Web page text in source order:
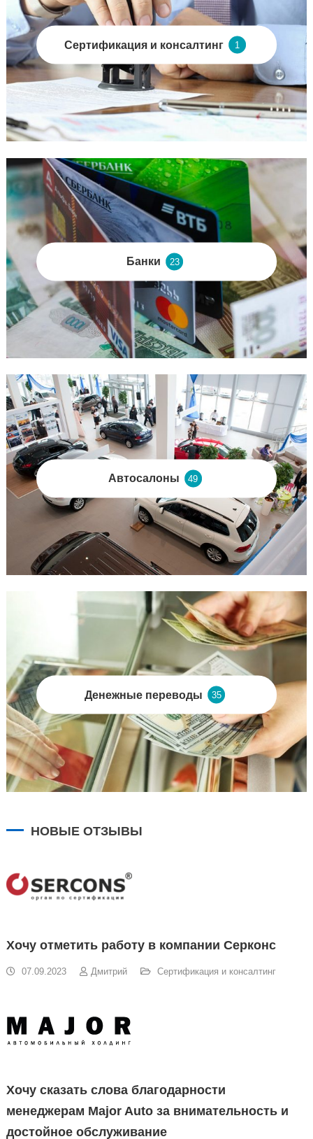
Сертификация и консалтинг 1
Банки 23
Автосалоны 49
Денежные переводы 35
НОВЫЕ ОТЗЫВЫ
Хочу отметить работу в компании Серконс
07.09.2023 Дмитрий Сертификация и консалтинг
Хочу сказать слова благодарности
менеджерам Major Auto за внимательность и
достойное обслуживание